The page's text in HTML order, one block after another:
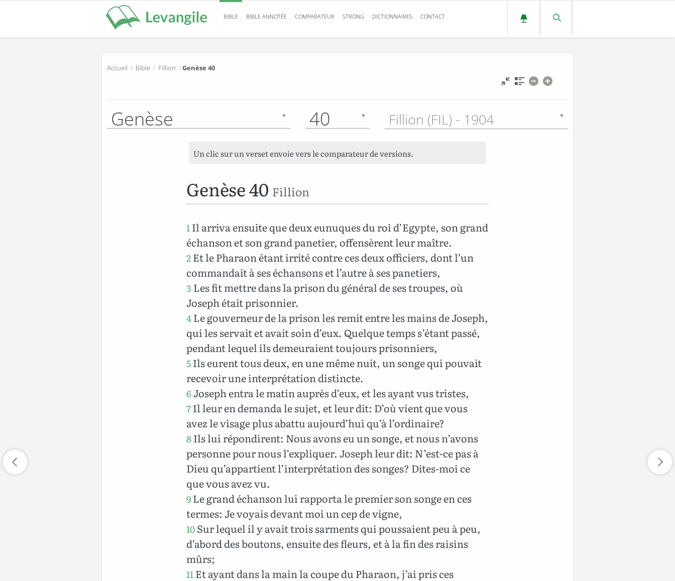
BIBLE BIBLE ANNOTÉE COMPARATEUR STRONG DICTIONNAIRES CONTACT
Accueil / Bible / Fillion /Genèse 40
Genèse 40 Fillion (FIL) - 1904
Un clic sur un verset envoie vers le comparateur de versions.
Genèse 40 Fillion
1Il arriva ensuite que deux eunuques du roi d’Egypte, son grand
échanson et son grand panetier, offensèrent leur maître.
2Et le Pharaon étant irrité contre ces deux officiers, dont l’un
commandait à ses échansons et l’autre à ses panetiers,
3 Les fit mettre dans la prison du général de ses troupes, où
Joseph était prisonnier.
4Le gouverneur de la prison les remit entre les mains de Joseph,
qui les servait et avait soin d’eux. Quelque temps s’étant passé,
pendant lequel ils demeuraient toujours prisonniers,
5Ils eurent tous deux, en une même nuit, un songe qui pouvait
recevoir une interprétation distincte.
6 Joseph entra le matin auprès d’eux, et les ayant vus tristes,
7Il leur en demanda le sujet, et leur dit: D’où vient que vous
avez le visage plus abattu aujourd’hui qu’à l’ordinaire?
8Ils lui répondirent: Nous avons eu un songe, et nous n’avons
personne pour nous l’expliquer. Joseph leur dit: N’est-ce pas à
Dieu qu’appartient l’interprétation des songes? Dites-moi ce
que vous avez vu.
9Le grand échanson lui rapporta le premier son songe en ces
termes: Je voyais devant moi un cep de vigne,
10Sur lequel il y avait trois sarments qui poussaient peu à peu,
d’abord des boutons, ensuite des fleurs, et à la fin des raisins
mûrs;
11Et ayant dans la main la coupe du Pharaon, j’ai pris ces